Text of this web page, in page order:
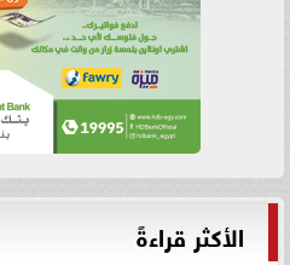
الأكثر قراءةً